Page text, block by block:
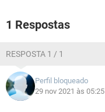
1 Respostas
RESPOSTA 1 / 1
Perfil bloqueado
29 nov 2021 às 05:25